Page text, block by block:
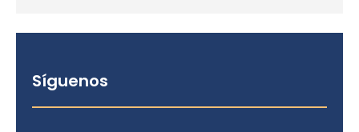
Síguenos